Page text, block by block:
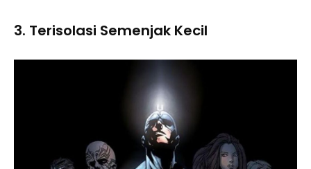
3. Terisolasi Semenjak Kecil